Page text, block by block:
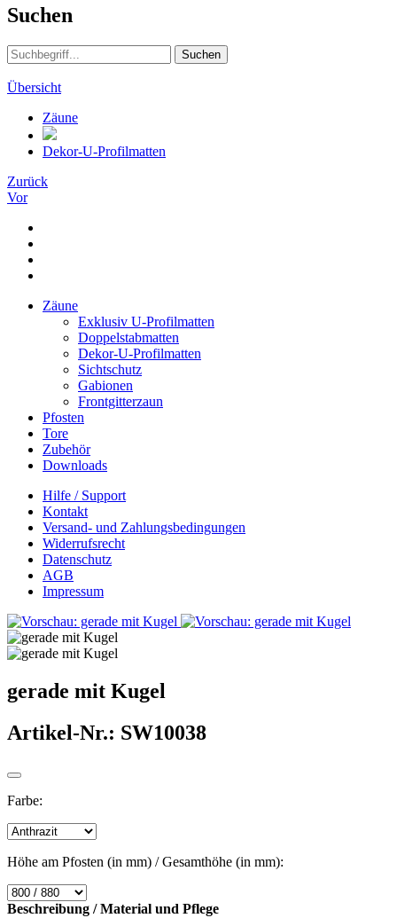
Suchen
Suchen
Übersicht
Zäune
Dekor-U-Profilmatten
Zurück
Vor
Zäune
Exklusiv U-Profilmatten
Doppelstabmatten
Dekor-U-Profilmatten
Sichtschutz
Gabionen
Frontgitterzaun
Pfosten
Tore
Zubehör
Downloads
Hilfe / Support
Kontakt
Versand- und Zahlungsbedingungen
Widerrufsrecht
Datenschutz
AGB
Impressum
gerade mit Kugel
Artikel-Nr.: SW10038
Farbe:
Höhe am Pfosten (in mm) / Gesamthöhe (in mm):
Beschreibung / Material und Pflege